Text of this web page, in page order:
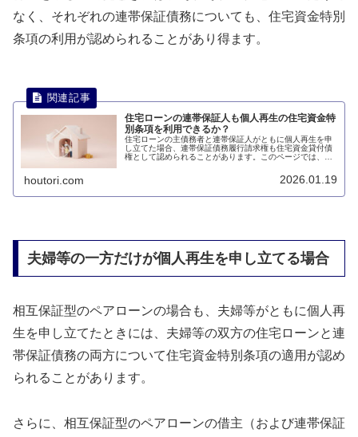
なく、それぞれの連帯保証債務についても、住宅資金特別
条項の利用が認められることがあり得ます。
住宅ローンの連帯保証人も個人再生の住宅資金特
別条項を利用できるか？
住宅ローンの主債務者と連帯保証人がともに個人再生を申
し立てた場合、連帯保証債務履行請求権も住宅資金貸付債
権として認められることがあります。このページでは、住
houtori.com 2026.01.19
夫婦等の一方だけが個人再生を申し立てる場合
相互保証型のペアローンの場合も、夫婦等がともに個人再
生を申し立てたときには、夫婦等の双方の住宅ローンと連
帯保証債務の両方について住宅資金特別条項の適用が認め
られることがあります。
さらに、相互保証型のペアローンの借主（および連帯保証